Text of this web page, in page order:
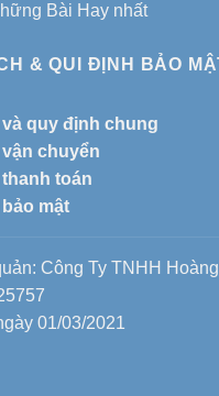
Bài Hay nhất
& QUI ĐỊNH BẢO
quy định chung
chuyển
toán
mật
Công Ty TNHH
01/03/2021